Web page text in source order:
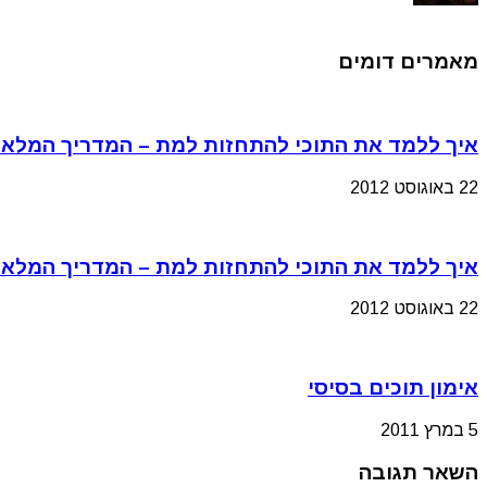
מאמרים דומים
איך ללמד את התוכי להתחזות למת – המדריך
22 באוגוסט 2012
איך ללמד את התוכי להתחזות למת – המדריך
22 באוגוסט 2012
אימון תוכים בסיסי
5 במרץ 2011
השאר תגובה